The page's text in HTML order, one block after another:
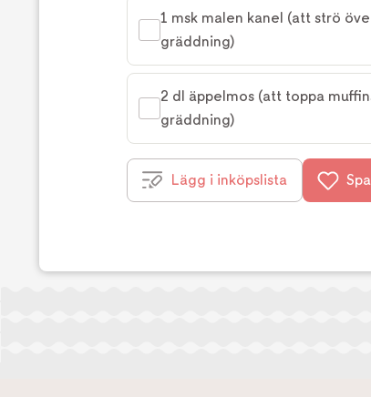
1 msk malen kanel (att strö
gräddning)
2 dl äppelmos (att toppa
gräddning)
Lägg i inköpslista